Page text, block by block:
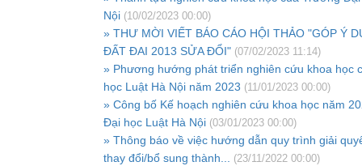
Nội (10/02/2023 00:00)
» THƯ MỜI VIẾT BÁO CÁO HỘI THẢO "GÓP Ý
ĐẤT ĐAI 2013 SỬA ĐỔI" (07/02/2023 11:14)
» Phương hướng phát triển nghiên cứu khoa học
học Luật Hà Nội năm 2023 (11/01/2023 00:00)
» Công bố Kế hoạch nghiên cứu khoa học năm
Đại học Luật Hà Nội (03/01/2023 00:00)
» Thông báo về việc hướng dẫn quy trình giải
thay đổi/bổ sung thành...
(23/11/2022 00:00)